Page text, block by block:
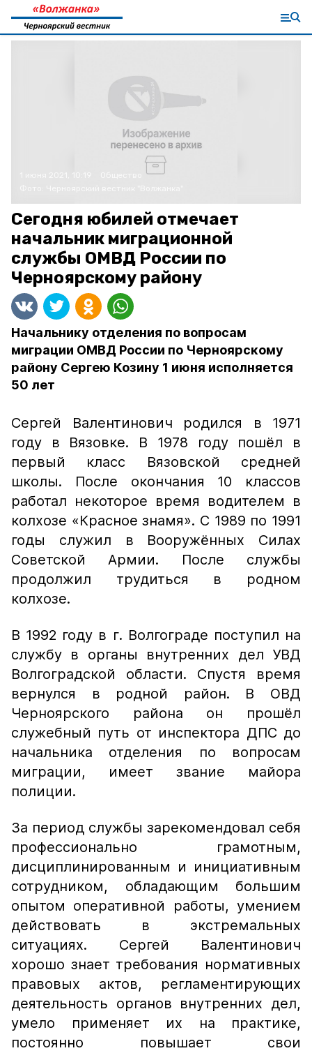
1 июня 2021, 10:19
Сегодня юбилей отмечает
начальник миграционной
службы ОМВД России по
Черноярскому району
Начальнику отделения по вопросам
миграции ОМВД России по Черноярскому
району Сергею Козину 1 июня исполняется
50 лет
Сергей Валентинович родился в 1971
году в Вязовке. В 1978 году пошёл в
первый класс Вязовской средней
школы. После окончания 10 классов
работал некоторое время водителем в
колхозе «Красное знамя». С 1989 по 1991
годы служил в Вооружённых Силах
Советской Армии. После службы
продолжил трудиться в родном
колхозе.
В 1992 году в г. Волгограде поступил на
службу в органы внутренних дел УВД
Волгоградской области. Спустя время
вернулся в родной район. В ОВД
Черноярского района он прошёл
служебный путь от инспектора ДПС до
начальника отделения по вопросам
миграции, имеет звание майора
полиции.
За период службы зарекомендовал себя
профессионально грамотным,
дисциплинированным и инициативным
сотрудником, обладающим большим
опытом оперативной работы, умением
действовать в экстремальных
ситуациях. Сергей Валентинович
хорошо знает требования нормативных
правовых актов, регламентирующих
деятельность органов внутренних дел,
умело применяет их на практике,
постоянно повышает свои